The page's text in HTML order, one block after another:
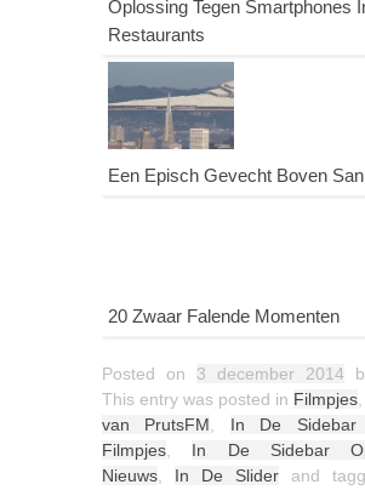
Oplossing Tegen Smartphones
Restaurants
Een Episch Gevecht Boven
20 Zwaar Falende Momenten
Posted on 3 december 2014
This entry was posted in Filmpjes
van PrutsFM
In De Sidebar
Filmpjes
In De Sidebar
Nieuws
In De Slider and